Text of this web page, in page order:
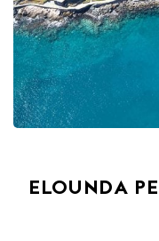
ELOUNDA